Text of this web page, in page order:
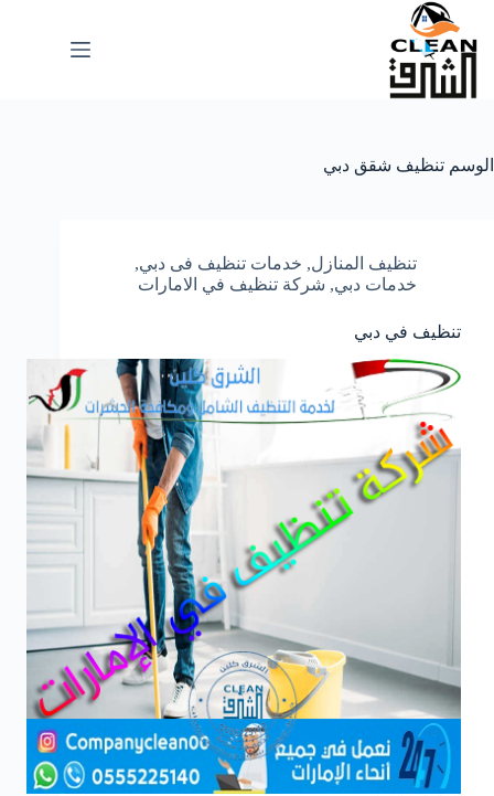
التجاوز
المحتوى
الوسم تنظيف شقق دبي
تنظيف المنازل, خدمات تنظيف فى دبي,
خدمات دبي, شركة تنظيف في الامارات
تنظيف في دبي